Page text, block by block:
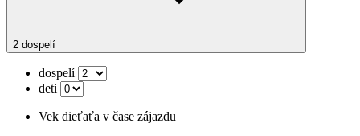
2 dospelí
dospelí
deti
Vek dieťaťa v čase zájazdu